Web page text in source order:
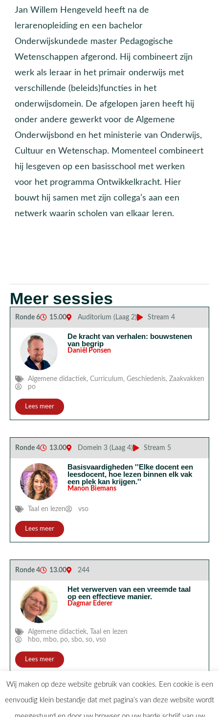
Jan Willem Hengeveld heeft na de
lerarenopleiding en een bachelor
Onderwijskundede master Pedagogische
Wetenschappen afgerond. Hij combineert zijn
werk als leraar in het primair onderwijs met
verschillende (beleids)functies in het
onderwijsdomein. De afgelopen jaren heeft hij
onder andere gewerkt voor de Algemene
Onderwijsbond en het ministerie van Onderwijs,
Cultuur en Wetenschap. Momenteel combineert
hij lesgeven op een basisschool met werken
voor het programma Ontwikkelkracht. Hier
bouwt hij samen met zijn collega’s aan een
netwerk waarin scholen van elkaar leren.
Meer sessies
Ronde 6 15.00 Auditorium (Laag 2) Stream 4
De kracht van verhalen: bouwstenen
van begrip
Daniël Ponsen
Algemene didactiek, Curriculum, Geschiedenis, Zaakvakken
po
Lees meer
Ronde 4 13.00 Domein 3 (Laag 4) Stream 5
Basisvaardigheden ''Elke docent een
leesdocent, hoe lezen binnen elk vak
een plek kan krijgen.''
Manon Biemans
Taal en lezen vso
Lees meer
Ronde 4 13.00 244
Het verwerven van een vreemde taal
op een effectieve manier.
Dagmar Ederer
Algemene didactiek,
Taal en lezen
hbo, mbo, po, sbo, so, vso
Lees meer
Wij maken op deze website gebruik van cookies. Een cookie is een
eenvoudig klein bestandje dat met pagina’s van deze website wordt